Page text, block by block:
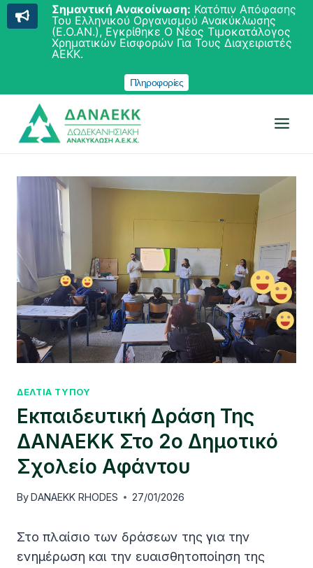
content
ΔΕΛΤΙΑ ΤΥΠΟΥ
Εκπαιδευτική Δράση Της
ΔΑΝΑΕΚΚ Στο 2ο Δημοτικό
Σχολείο Αφάντου
ByDANAEKK RHODES 27/01/2026
Στο πλαίσιο των δράσεων της για την
ενημέρωση και την ευαισθητοποίηση της
Σημαντική Ανακοίνωση: Κατόπιν Απόφασης
Του Ελληνικού Οργανισμού Ανακύκλωσης
(Ε.Ο.ΑΝ.), Εγκρίθηκε Ο Νέος Τιμοκατάλογος
Χρηματικών Εισφορών Για Τους Διαχειριστές
ΑΕΚΚ.
Πληροφορίες